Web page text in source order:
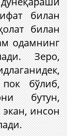
билан
билан
одамнинг
Зеро,
бўлиб,
бутун,
инсон